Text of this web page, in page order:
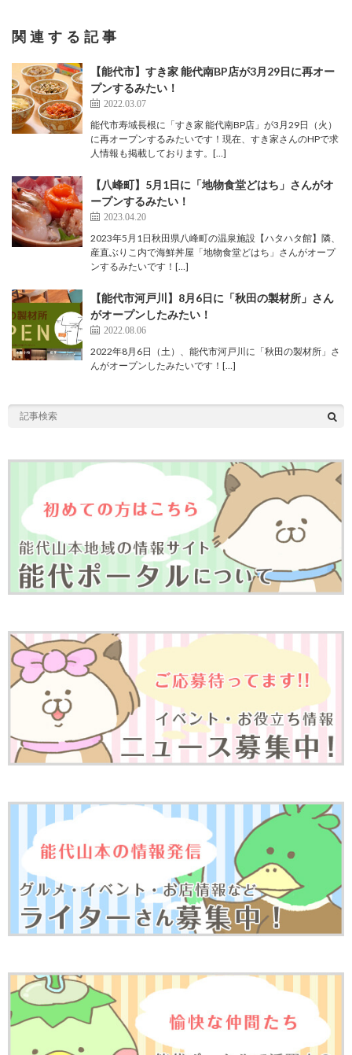
関連する記事
【能代市】すき家 能代南BP店が3月29日に再オー
プンするみたい！
2022.03.07
能代市寿域長根に「すき家 能代南BP店」が3月29日（火）
に再オープンするみたいです！現在、すき家さんのHPで求
人情報も掲載しております。[…]
【八峰町】5月1日に「地物食堂どはち」さんがオ
ープンするみたい！
2023.04.20
2023年5月1日秋田県八峰町の温泉施設【ハタハタ館】隣、
産直ぶりこ内で海鮮丼屋「地物食堂どはち」さんがオープ
ンするみたいです！[…]
【能代市河戸川】8月6日に「秋田の製材所」さん
がオープンしたみたい！
2022.08.06
2022年8月6日（土）、能代市河戸川に「秋田の製材所」さ
んがオープンしたみたいです！[…]